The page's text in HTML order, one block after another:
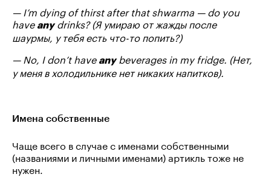
— I’m dying of thirst after that shwarma — do you
have anydrinks? (Я умираю от жажды после
шаурмы, у тебя есть что-то попить?)
— No, I don’t have anybeverages in my fridge. (Нет,
у меня в холодильнике нет никаких напитков).
Имена собственные
Чаще всего в случае с именами собственными
(названиями и личными именами) артикль тоже не
нужен.